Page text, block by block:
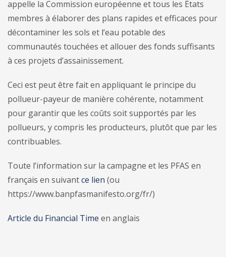
appelle la Commission européenne et tous les États
membres à élaborer des plans rapides et efficaces pour
décontaminer les sols et l’eau potable des
communautés touchées et allouer des fonds suffisants
à ces projets d’assainissement.
Ceci est peut être fait en appliquant le principe du
pollueur-payeur de manière cohérente, notamment
pour garantir que les coûts soit supportés par les
pollueurs, y compris les producteurs, plutôt que par les
contribuables.
Toute l’information sur la campagne et les PFAS en
français en suivantce lien (ou
https://www.banpfasmanifesto.org/fr/)
Article du Financial Time en anglais